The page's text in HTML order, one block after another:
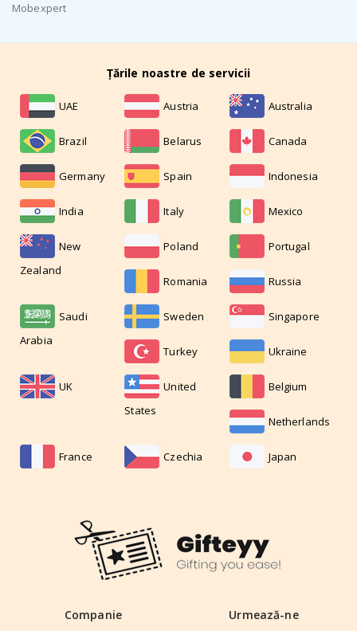
Mobexpert
Țările noastre de servicii
UAE Austria Australia
Brazil Belarus Canada
Germany Spain Indonesia
India Italy Mexico
New
Zealand
Poland Portugal
Romania Russia
Saudi
Arabia
Sweden Singapore
Turkey Ukraine
UK
United
States
Belgium
Netherlands
France Czechia Japan
Companie Urmează-ne